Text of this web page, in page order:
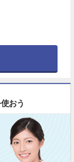
おう